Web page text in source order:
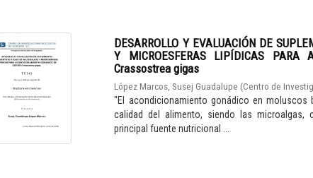
DESARROLLO Y EVALUACIÓN DE
Y MICROESFERAS LIPÍDICAS PARA
Crassostrea gigas
López Marcos, Susej Guadalupe (Centro de
"El acondicionamiento gonádico en moluscos
calidad del alimento, siendo las microalgas,
principal fuente nutricional ...